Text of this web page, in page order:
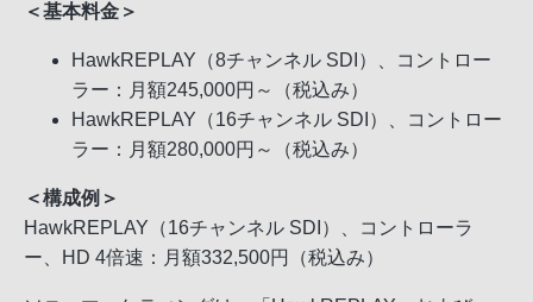
＜基本料金＞
HawkREPLAY（8チャンネル SDI）、コントロー
ラー：月額245,000円～（税込み）
HawkREPLAY（16チャンネル SDI）、コントロー
ラー：月額280,000円～（税込み）
＜構成例＞
HawkREPLAY（16チャンネル SDI）、コントローラ
ー、HD 4倍速：月額332,500円（税込み）